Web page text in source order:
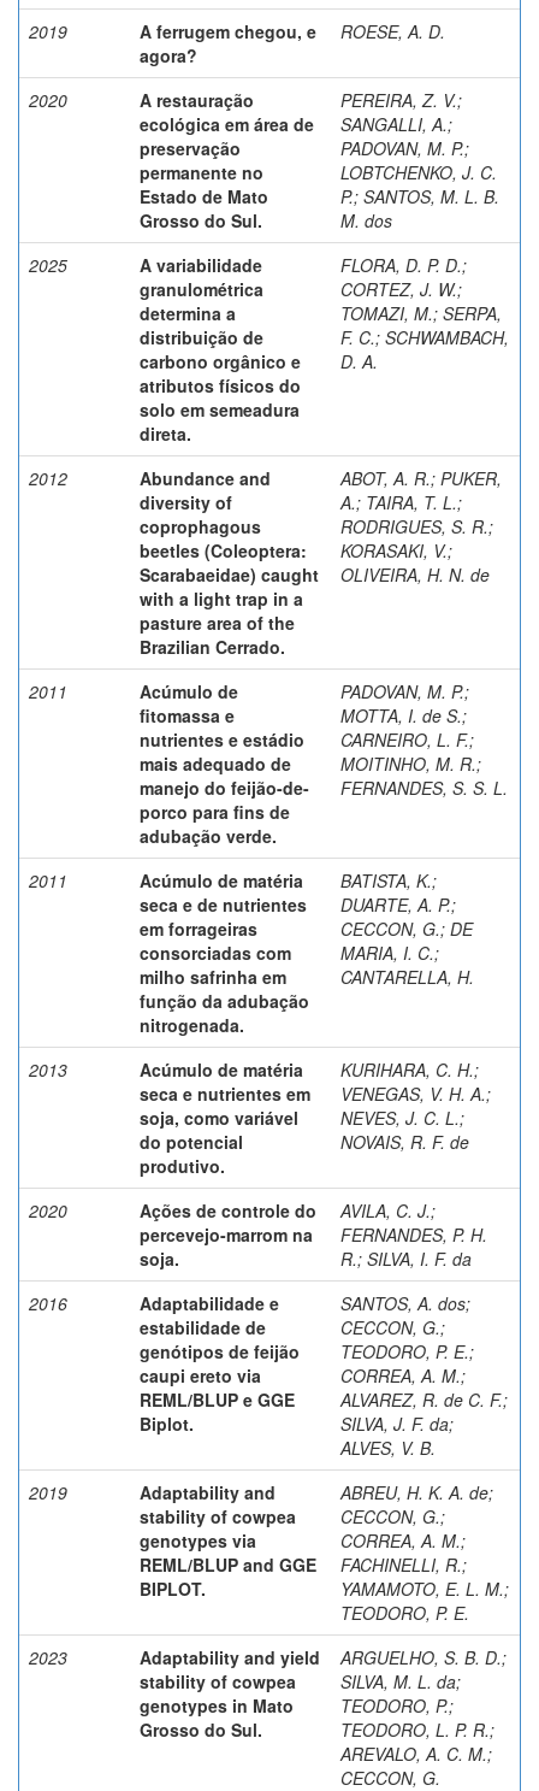
2019
A ferrugem chegou, e
agora?
ROESE, A. D.
2020
A restauração
ecológica em área de
preservação
permanente no
Estado de Mato
Grosso do Sul.
PEREIRA, Z. V.;
SANGALLI, A.;
PADOVAN, M. P.;
LOBTCHENKO, J. C.
P.; SANTOS, M. L. B.
M. dos
2025
A variabilidade
granulométrica
determina a
distribuição de
carbono orgânico e
atributos físicos do
solo em semeadura
direta.
FLORA, D. P. D.;
CORTEZ, J. W.;
TOMAZI, M.; SERPA,
F. C.; SCHWAMBACH,
D. A.
2012
Abundance and
diversity of
coprophagous
beetles (Coleoptera:
Scarabaeidae) caught
with a light trap in a
pasture area of the
Brazilian Cerrado.
ABOT, A. R.; PUKER,
A.; TAIRA, T. L.;
RODRIGUES, S. R.;
KORASAKI, V.;
OLIVEIRA, H. N. de
2011
Acúmulo de
fitomassa e
nutrientes e estádio
mais adequado de
manejo do feijão-de-
porco para fins de
adubação verde.
PADOVAN, M. P.;
MOTTA, I. de S.;
CARNEIRO, L. F.;
MOITINHO, M. R.;
FERNANDES, S. S. L.
2011
Acúmulo de matéria
seca e de nutrientes
em forrageiras
consorciadas com
milho safrinha em
função da adubação
nitrogenada.
BATISTA, K.;
DUARTE, A. P.;
CECCON, G.; DE
MARIA, I. C.;
CANTARELLA, H.
2013
Acúmulo de matéria
seca e nutrientes em
soja, como variável
do potencial
produtivo.
KURIHARA, C. H.;
VENEGAS, V. H. A.;
NEVES, J. C. L.;
NOVAIS, R. F. de
2020
Ações de controle do
percevejo-marrom na
soja.
AVILA, C. J.;
FERNANDES, P. H.
R.; SILVA, I. F. da
2016
Adaptabilidade e
estabilidade de
genótipos de feijão
caupi ereto via
REML/BLUP e GGE
Biplot.
SANTOS, A. dos;
CECCON, G.;
TEODORO, P. E.;
CORREA, A. M.;
ALVAREZ, R. de C. F.;
SILVA, J. F. da;
ALVES, V. B.
2019
Adaptability and
stability of cowpea
genotypes via
REML/BLUP and GGE
BIPLOT.
ABREU, H. K. A. de;
CECCON, G.;
CORREA, A. M.;
FACHINELLI, R.;
YAMAMOTO, E. L. M.;
TEODORO, P. E.
2023
Adaptability and yield
stability of cowpea
genotypes in Mato
Grosso do Sul.
ARGUELHO, S. B. D.;
SILVA, M. L. da;
TEODORO, P.;
TEODORO, L. P. R.;
AREVALO, A. C. M.;
CECCON, G.